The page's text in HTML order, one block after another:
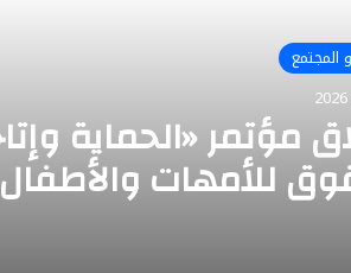
المجتمع
مؤتمر «الحماية
للأمهات
الشارع» في القاهرة